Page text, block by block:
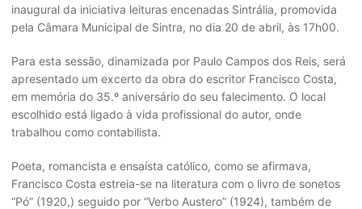
inaugural da iniciativa leituras encenadas Sintrália, promovida
pela Câmara Municipal de Sintra, no dia 20 de abril, às 17h00.
Para esta sessão, dinamizada por Paulo Campos dos Reis, será
apresentado um excerto da obra do escritor Francisco Costa,
em memória do 35.º aniversário do seu falecimento. O local
escolhido está ligado à vida profissional do autor, onde
trabalhou como contabilista.
Poeta, romancista e ensaísta católico, como se afirmava,
Francisco Costa estreia-se na literatura com o livro de sonetos
“Pó” (1920,) seguido por “Verbo Austero” (1924), também de